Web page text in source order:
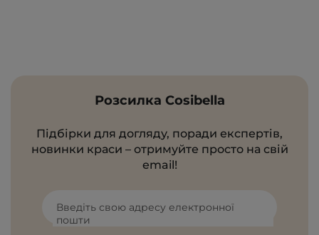
Розсилка Cosibella
Підбірки для догляду, поради експертів,
новинки краси – отримуйте просто на свій
email!
Введіть свою адресу електронної
пошти